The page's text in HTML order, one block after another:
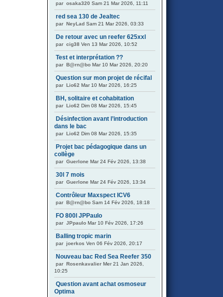
par osaka320 Sam 21 Mar 2026, 11:11
red sea 130 de Jealtec
par NeyLad Sam 21 Mar 2026, 03:33
De retour avec un reefer 625xxl
par cig38 Ven 13 Mar 2026, 10:52
Test et interprétation ??
par B@rn@bo Mar 10 Mar 2026, 20:20
Question sur mon projet de récifal
par Lio62 Mar 10 Mar 2026, 16:25
BH, solitaire et cohabitation
par Lio62 Dim 08 Mar 2026, 15:45
Désinfection avant l’introduction
dans le bac
par Lio62 Dim 08 Mar 2026, 15:35
Projet bac pédagogique dans un
collège
par Guerlone Mar 24 Fév 2026, 13:38
30l 7 mois
par Guerlone Mar 24 Fév 2026, 13:34
Contrôleur Maxspect ICV6
par B@rn@bo Sam 14 Fév 2026, 18:18
FO 800l JPPaulo
par JPpaulo Mar 10 Fév 2026, 17:26
Balling tropic marin
par joerkos Ven 06 Fév 2026, 20:17
Nouveau bac Red Sea Reefer 350
par Rosenkavalier Mer 21 Jan 2026,
10:25
Question avant achat osmoseur
Optima